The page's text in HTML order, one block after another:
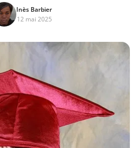
Inès Barbier
12 mai 2025